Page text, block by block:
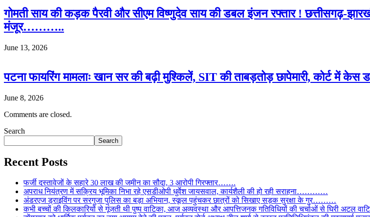
गोमती साय की कड़क पैरवी और सीएम विष्णुदेव साय की डबल इंजन रफ्तार ! छत्तीसगढ़-
मंजूर………..
June 13, 2026
पटना फायरिंग मामलाः खान सर की बढ़ी मुश्किलें, SIT की ताबड़तोड़ छापेमारी, कोर्ट में केस
June 8, 2026
Comments are closed.
Search
Search
Recent Posts
फर्जी दस्तावेजों के सहारे 30 लाख की जमीन का सौदा, 3 आरोपी गिरफ्तार…….
अपराध नियंत्रण में सक्रिय भूमिका निभा रहे एसडीओपी धुर्वेश जायसवाल, कार्यशैली की हो रही सराहना…………
अंडरएज ड्राइविंग पर सरगुजा पुलिस का बड़ा अभियान, स्कूल पहुंचकर छात्रों को सिखाए सड़क सुरक्षा के गुर………
कभी बच्चों की किलकारियों से गूंजती थी पुष्प वाटिका, आज अव्यवस्था और आपत्तिजनक गतिविधियों की चर्चाओं से घिरी अटल